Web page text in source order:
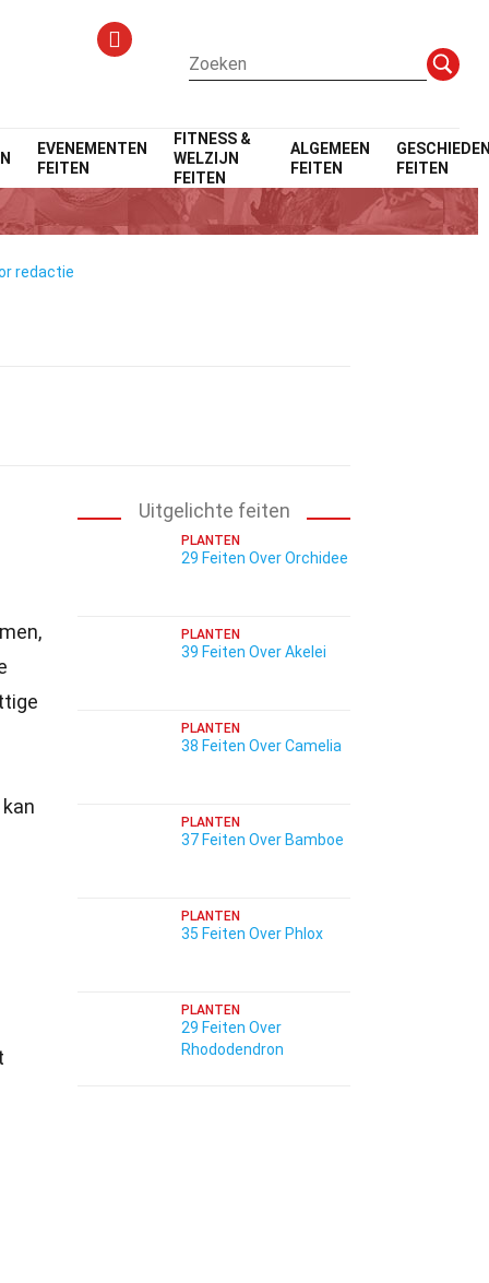
EVENEMENTEN
FEITEN
FITNESS &
WELZIJN
FEITEN
ALGEMEEN
FEITEN
FEITEN
redactie
Uitgelichte feiten
PLANTEN
29 Feiten Over Orchidee
PLANTEN
39 Feiten Over Akelei
PLANTEN
38 Feiten Over Camelia
PLANTEN
37 Feiten Over Bamboe
PLANTEN
35 Feiten Over Phlox
PLANTEN
29 Feiten Over
Rhododendron